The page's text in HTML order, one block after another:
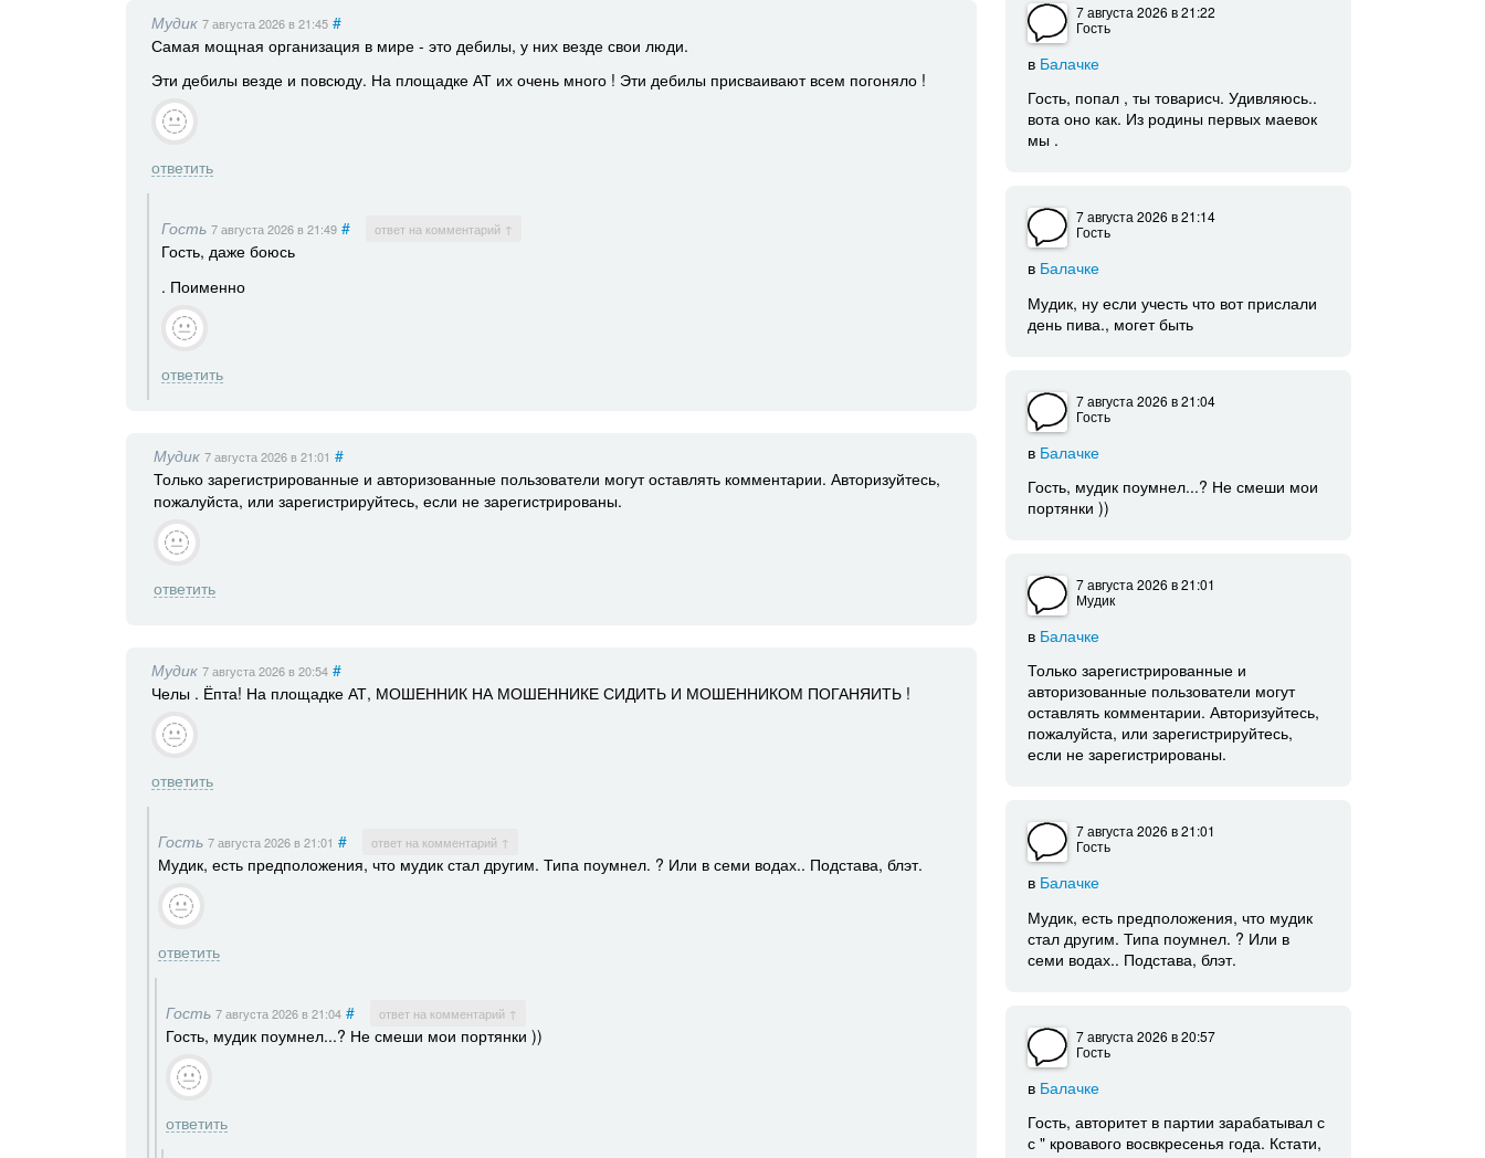
Мудик 7 августа 2026 в 21:45 #
Самая мощная организация в мире - это дебилы, у них везде свои люди.
Эти дебилы везде и повсюду. На площадке АТ их очень много ! Эти дебилы присваивают всем погоняло !
ответить
Гость 7 августа 2026 в 21:49 # ответ на комментарий ↑
Гость, даже боюсь
. Поименно
ответить
Мудик 7 августа 2026 в 21:01 #
Только зарегистрированные и авторизованные пользователи могут оставлять комментарии. Авторизуйтесь,
пожалуйста, или зарегистрируйтесь, если не зарегистрированы.
ответить
Мудик 7 августа 2026 в 20:54 #
Челы . Ёпта! На площадке АТ, МОШЕННИК НА МОШЕННИКЕ СИДИТЬ И МОШЕННИКОМ ПОГАНЯИТЬ !
ответить
Гость 7 августа 2026 в 21:01 # ответ на комментарий ↑
Мудик, есть предположения, что мудик стал другим. Типа поумнел. ? Или в семи водах.. Подстава, блэт.
ответить
Гость 7 августа 2026 в 21:04 # ответ на комментарий ↑
Гость, мудик поумнел...? Не смеши мои портянки ))
ответить
7 августа 2026в 21:22
Гость
в Балачке
Гость, попал , ты товарисч. Удивляюсь..
вота оно как. Из родины первых маевок
мы .
7 августа 2026в 21:14
Гость
в Балачке
Мудик, ну если учесть что вот прислали
день пива., могет быть
7 августа 2026в 21:04
Гость
в Балачке
Гость, мудик поумнел...? Не смеши мои
портянки ))
7 августа 2026в 21:01
Мудик
в Балачке
Только зарегистрированные и
авторизованные пользователи могут
оставлять комментарии. Авторизуйтесь,
пожалуйста, или зарегистрируйтесь,
если не зарегистрированы.
7 августа 2026в 21:01
Гость
в Балачке
Мудик, есть предположения, что мудик
стал другим. Типа поумнел. ? Или в
семи водах.. Подстава, блэт.
7 августа 2026в 20:57
Гость
в Балачке
Гость, авторитет в партии зарабатывал с
с " кровавого восвкресенья года. Кстати,